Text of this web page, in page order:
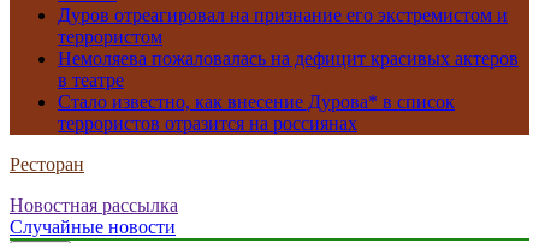
Дуров отреагировал на признание его экстремистом и
террористом
Немоляева пожаловалась на дефицит красивых актеров
в театре
Стало известно, как внесение Дурова* в список
террористов отразится на россиянах
Ресторан
Новостная рассылка
Случайные новости